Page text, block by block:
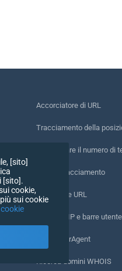
Accorciatore di URL
Tracciamento della
Rintracciare il numero di
Pixel di tracciamento
Controllore URL
Contatori IP e barre utente
Il mio UserAgent
Ricerca domini WHOIS
[sito]
[sito].
cookie,
sui cookie